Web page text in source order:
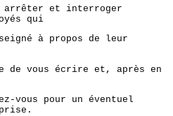
arrêter et interroger
qui
à propos de leur
de vous écrire et, après en
vous pour un éventuel